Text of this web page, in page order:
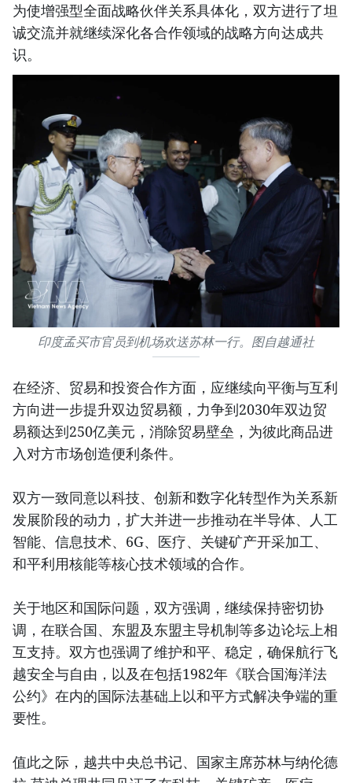
为使增强型全面战略伙伴关系具体化，双方进行了坦
诚交流并就继续深化各合作领域的战略方向达成共
识。
印度孟买市官员到机场欢送苏林一行。图自越通社
在经济、贸易和投资合作方面，应继续向平衡与互利
方向进一步提升双边贸易额，力争到2030年双边贸
易额达到250亿美元，消除贸易壁垒，为彼此商品进
入对方市场创造便利条件。
双方一致同意以科技、创新和数字化转型作为关系新
发展阶段的动力，扩大并进一步推动在半导体、人工
智能、信息技术、6G、医疗、关键矿产开采加工、
和平利用核能等核心技术领域的合作。
关于地区和国际问题，双方强调，继续保持密切协
调，在联合国、东盟及东盟主导机制等多边论坛上相
互支持。双方也强调了维护和平、稳定，确保航行飞
越安全与自由，以及在包括1982年《联合国海洋法
公约》在内的国际法基础上以和平方式解决争端的重
要性。
值此之际，越共中央总书记、国家主席苏林与纳伦德